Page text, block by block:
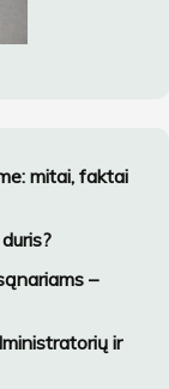
mitai, faktai
–
ir